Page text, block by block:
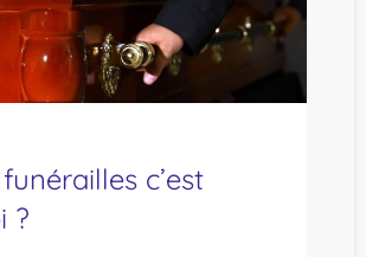
c’est
?